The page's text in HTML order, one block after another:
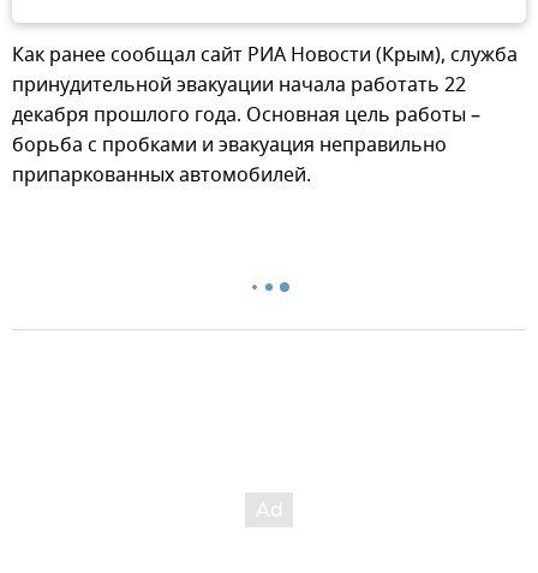
Как ранее сообщал сайт РИА Новости (Крым), служба
принудительной эвакуации начала работать 22
декабря прошлого года. Основная цель работы –
борьба с пробками и эвакуация неправильно
припаркованных автомобилей.